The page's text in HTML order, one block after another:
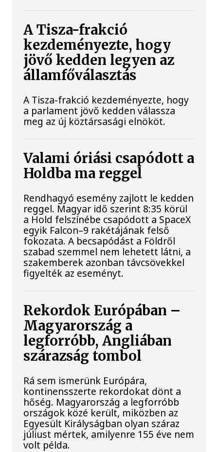
A Tisza-frakció
kezdeményezte, hogy
jövő kedden legyen az
államfőválasztás
A Tisza-frakció kezdeményezte, hogy
a parlament jövő kedden válassza
meg az új köztársasági elnököt.
Valami óriási csapódott a
Holdba ma reggel
Rendhagyó esemény zajlott le kedden
reggel. Magyar idő szerint 8:35 körül
a Hold felszínébe csapódott a SpaceX
egyik Falcon–9 rakétájának felső
fokozata. A becsapódást a Földről
szabad szemmel nem lehetett látni, a
szakemberek azonban távcsövekkel
figyelték az eseményt.
Rekordok Európában –
Magyarország a
legforróbb, Angliában
szárazság tombol
Rá sem ismerünk Európára,
kontinensszerte rekordokat dönt a
hőség. Magyarország a legforróbb
országok közé került, miközben az
Egyesült Királyságban olyan száraz
júliust mértek, amilyenre 155 éve nem
volt példa.